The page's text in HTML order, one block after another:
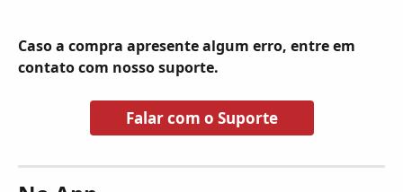
Caso a compra apresente algum erro, entre em
contato com nosso suporte.
Falar com o Suporte